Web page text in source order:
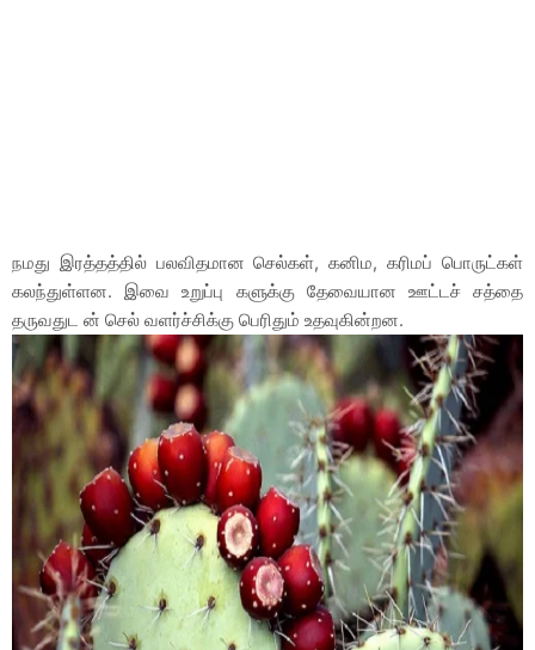
நமது இரத்தத்தில் பலவிதமான செல்கள், கனிம, கரிமப் பொருட்கள்
கலந்துள்ளன. இவை உறுப்பு களுக்கு தேவையான ஊட்டச் சத்தை
தருவதுட ன் செல் வளர்ச்சிக்கு பெரிதும் உதவுகின்றன.